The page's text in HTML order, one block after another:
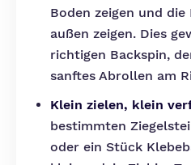
Boden zeigen und
außen zeigen. Dies
richtigen Backspin,
sanftes Abrollen am
Klein zielen, klein
bestimmten
oder ein Stück